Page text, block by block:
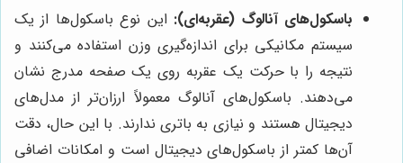
باسکول‌های آنالوگ (عقربه‌ای): این نوع باسکول‌ها از یک
سیستم مکانیکی برای اندازه‌گیری وزن استفاده می‌کنند و
نتیجه را با حرکت یک عقربه روی یک صفحه مدرج نشان
می‌دهند. باسکول‌های آنالوگ معمولاً ارزان‌تر از مدل‌های
دیجیتال هستند و نیازی به باتری ندارند. با این حال، دقت
آن‌ها کمتر از باسکول‌های دیجیتال است و امکانات اضافی